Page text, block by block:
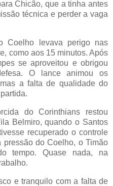
Chicão, que a tinha antes
técnica e perder a vaga
Coelho levava perigo nas
como aos 15 minutos. Após
se aproveitou e obrigou
O lance animou os
a falta de qualidade do
do Corinthians restou
Belmiro, quando o Santos
recuperado o controle
do Coelho, o Timão
tempo. Quase nada, na
e tranquilo com a falta de